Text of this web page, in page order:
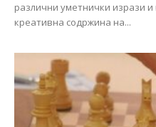
различни уметнички изрази
креативна содржина на...